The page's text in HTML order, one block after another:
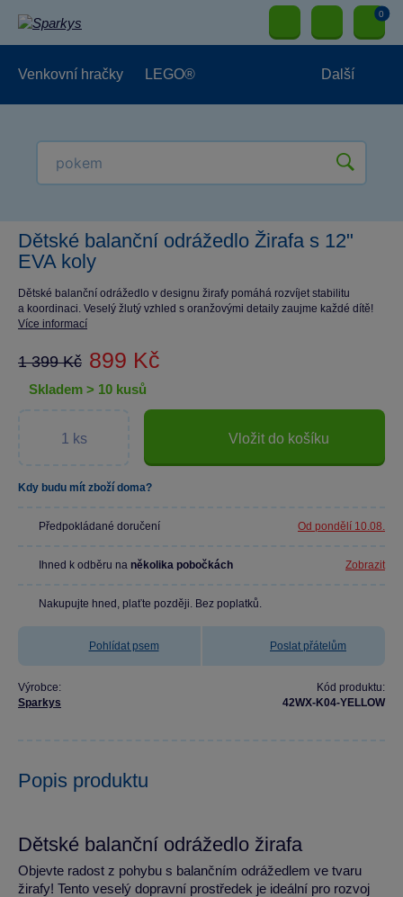
0
Venkovní hračky LEGO® Další
Dětské balanční odrážedlo Žirafa s 12"
EVA koly
Dětské balanční odrážedlo v designu žirafy pomáhá rozvíjet stabilitu
a koordinaci. Veselý žlutý vzhled s oranžovými detaily zaujme každé dítě!
Více informací
1 399 Kč 899 Kč
skladem > 10 kusů
Vložit do košíku
Kdy budu mít zboží doma?
Předpokládané doručení Od pondělí 10.08.
Ihned k odběru na několika pobočkách Zobrazit
Nakupujte hned, plaťte později. Bez poplatků.
Pohlídat psem Poslat přátelům
Výrobce:
Sparkys
Kód produktu:
42WX-K04-YELLOW
Popis produktu
Dětské balanční odrážedlo žirafa
Objevte radost z pohybu s balančním odrážedlem ve tvaru
žirafy! Tento veselý dopravní prostředek je ideální pro rozvoj